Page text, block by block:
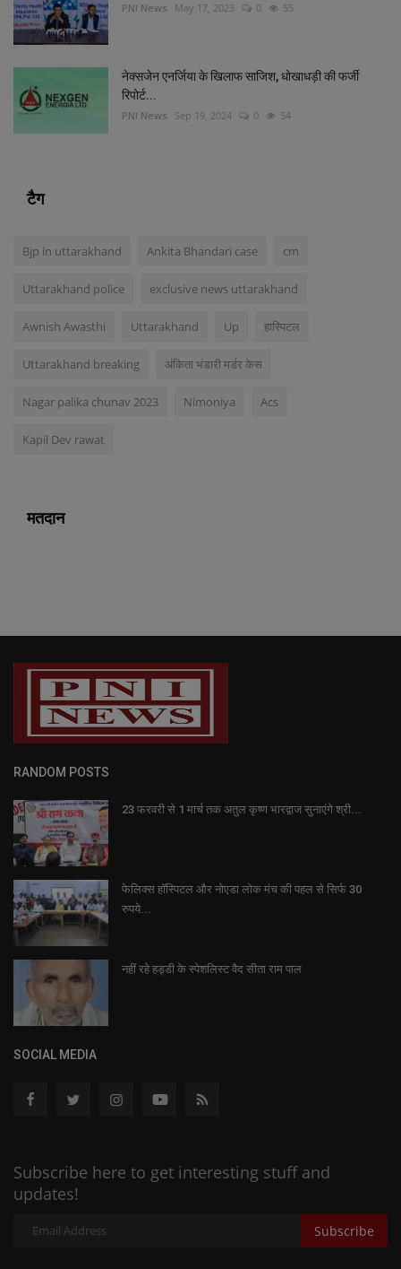
PNI News May 17, 2023 0 55
नेक्सजेन एनर्जिया के खिलाफ साजिश, धोखाधड़ी की फर्जी
रिपोर्ट...
PNI News Sep 19, 2024 0 54
टैग
Bjp in uttarakhand Ankita Bhandari case cm
Uttarakhand police exclusive news uttarakhand
Awnish Awasthi Uttarakhand Up हास्पिटल
Uttarakhand breaking अंकिता भंडारी मर्डर केस
Nagar palika chunav 2023 Nimoniya Acs
Kapil Dev rawat
मतदान
RANDOM POSTS
23 फरवरी से 1 मार्च तक अतुल कृष्ण भारद्वाज सुनाएंगे श्री...
फेलिक्स हॉस्पिटल और नोएडा लोक मंच की पहल से सिर्फ 30
रुपये...
नहीं रहे हड्डी के स्पेशलिस्ट वैद सीता राम पाल
SOCIAL MEDIA
Subscribe here to get interesting stuff and
updates!
Subscribe